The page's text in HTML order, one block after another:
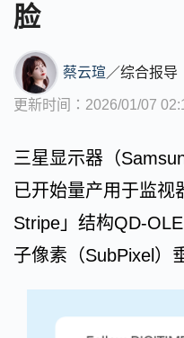
脸
蔡云瑄 ／综合报导
更新时间：2026/01/07
三星显示器（
已开始量产用于监视
Stripe」结构QD-
子像素（SubPixel）